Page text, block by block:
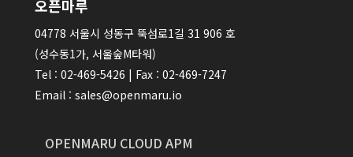
오픈마루
04778 서울시 성동구 뚝섬로1길 31 906 호
(성수동1가, 서울숲M타워)
Tel : 02-469-5426 | Fax : 02-469-7247
Email : sales@openmaru.io
OPENMARU CLOUD APM